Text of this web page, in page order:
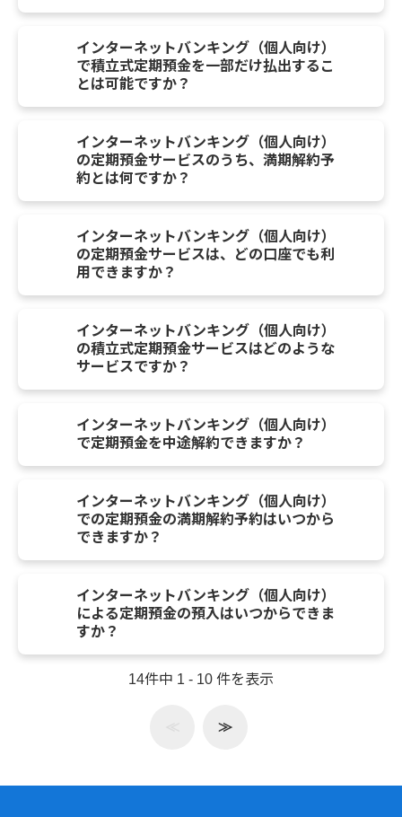
インターネットバンキング（個人向け）
で積立式定期預金を一部だけ払出するこ
とは可能ですか？
インターネットバンキング（個人向け）
の定期預金サービスのうち、満期解約予
約とは何ですか？
インターネットバンキング（個人向け）
の定期預金サービスは、どの口座でも利
用できますか？
インターネットバンキング（個人向け）
の積立式定期預金サービスはどのような
サービスですか？
インターネットバンキング（個人向け）
で定期預金を中途解約できますか？
インターネットバンキング（個人向け）
での定期預金の満期解約予約はいつから
できますか？
インターネットバンキング（個人向け）
による定期預金の預入はいつからできま
すか？
14件中 1 - 10 件を表示
≫